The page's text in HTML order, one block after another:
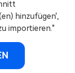
hinzufügen',
importieren."